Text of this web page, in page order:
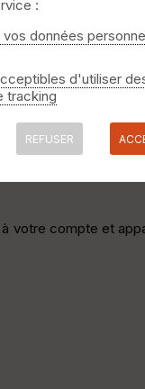
de lui même
compte et
:
vos données
d'utiliser
tracking
REFUSER